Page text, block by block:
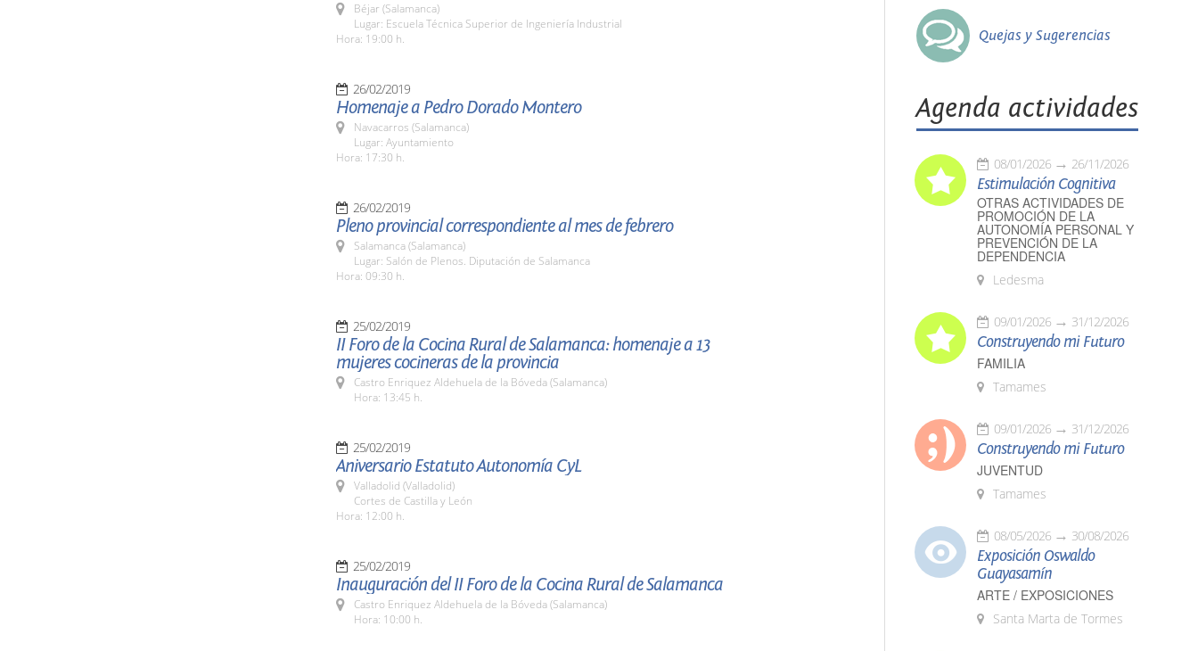
Béjar (Salamanca)
Lugar: Escuela Técnica Superior de Ingeniería Industrial
Hora: 19:00 h.
26/02/2019
Homenaje a Pedro Dorado Montero
Navacarros (Salamanca)
Lugar: Ayuntamiento
Hora: 17:30 h.
26/02/2019
Pleno provincial correspondiente al mes de febrero
Salamanca (Salamanca)
Lugar: Salón de Plenos. Diputación de Salamanca
Hora: 09:30 h.
25/02/2019
II Foro de la Cocina Rural de Salamanca: homenaje a 13
mujeres cocineras de la provincia
Castro Enriquez Aldehuela de la Bóveda (Salamanca)
Hora: 13:45 h.
25/02/2019
Aniversario Estatuto Autonomía CyL
Valladolid (Valladolid)
Cortes de Castilla y León
Hora: 12:00 h.
25/02/2019
Inauguración del II Foro de la Cocina Rural de Salamanca
Castro Enriquez Aldehuela de la Bóveda (Salamanca)
Hora: 10:00 h.
Quejas y Sugerencias
Agenda actividades
08/01/2026 26/11/2026
Estimulación Cognitiva
OTRAS ACTIVIDADES DE
PROMOCIÓN DE LA
AUTONOMÍA PERSONAL Y
PREVENCIÓN DE LA
DEPENDENCIA
Ledesma
09/01/2026 31/12/2026
Construyendo mi Futuro
FAMILIA
Tamames
09/01/2026 31/12/2026
Construyendo mi Futuro
JUVENTUD
Tamames
08/05/2026 30/08/2026
Exposición Oswaldo
Guayasamín
ARTE / EXPOSICIONES
Santa Marta de Tormes